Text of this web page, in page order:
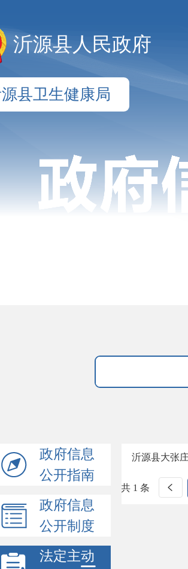
沂源县人民政府
县卫生健康局
政府信息
公开指南
政府信息
公开制度
法定主动
沂源县大张
共 1 条